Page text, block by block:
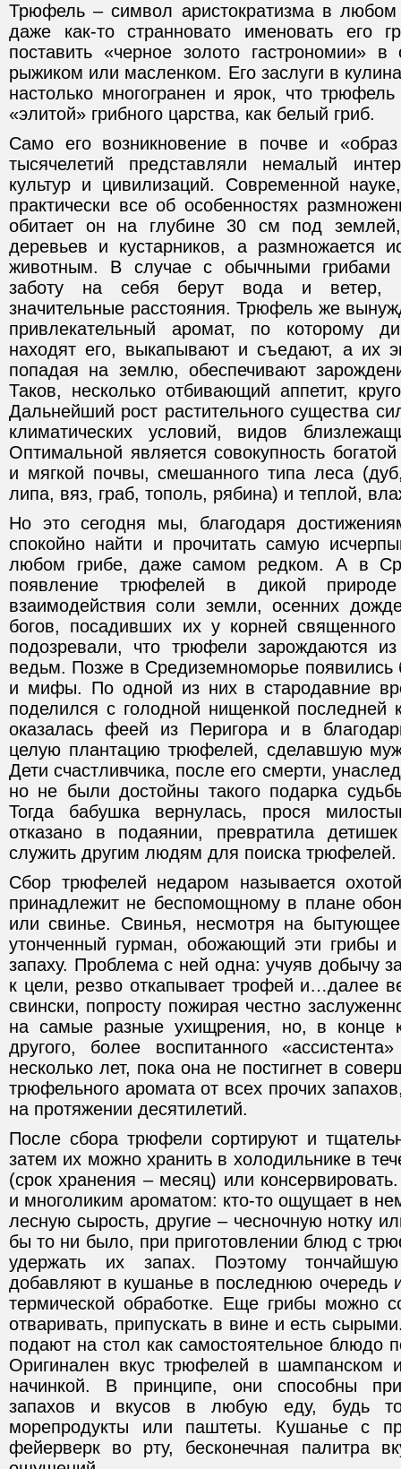
Трюфель – символ аристократизма в
даже как-то странновато именовать его
поставить «черное золото гастрономии»
рыжиком или масленком. Его заслуги в
настолько многогранен и ярок, что
«элитой» грибного царства, как белый гриб.
Само его возникновение в почве и
тысячелетий представляли немалый
культур и цивилизаций. Современной
практически все об особенностях
обитает он на глубине 30 см под
деревьев и кустарников, а размножается
животным. В случае с обычными грибами
заботу на себя берут вода и ветер,
значительные расстояния. Трюфель же
привлекательный аромат, по которому
находят его, выкапывают и съедают, а их
попадая на землю, обеспечивают
Таков, несколько отбивающий аппетит,
Дальнейший рост растительного существа
климатических условий, видов
Оптимальной является совокупность
и мягкой почвы, смешанного типа леса
липа, вяз, граб, тополь, рябина) и теплой,
Но это сегодня мы, благодаря
спокойно найти и прочитать самую
любом грибе, даже самом редком. А в
появление трюфелей в дикой природе
взаимодействия соли земли, осенних
богов, посадивших их у корней
подозревали, что трюфели зарождаются
ведьм. Позже в Средиземноморье появились
и мифы. По одной из них в стародавние
поделился с голодной нищенкой последней
оказалась феей из Перигора и в
целую плантацию трюфелей, сделавшую
Дети счастливчика, после его смерти,
но не были достойны такого подарка
Тогда бабушка вернулась, прося
отказано в подаянии, превратила
служить другим людям для поиска трюфелей.
Сбор трюфелей недаром называется
принадлежит не беспомощному в плане
или свинье. Свинья, несмотря на
утонченный гурман, обожающий эти грибы
запаху. Проблема с ней одна: учуяв добычу
к цели, резво откапывает трофей и…далее
свински, попросту пожирая честно
на самые разные ухищрения, но, в конце
другого, более воспитанного
несколько лет, пока она не постигнет в
трюфельного аромата от всех прочих
на протяжении десятилетий.
После сбора трюфели сортируют и
затем их можно хранить в холодильнике в
(срок хранения – месяц) или
и многоликим ароматом: кто-то ощущает в
лесную сырость, другие – чесночную нотку
бы то ни было, при приготовлении блюд с
удержать их запах. Поэтому
добавляют в кушанье в последнюю очередь
термической обработке. Еще грибы можно
отваривать, припускать в вине и есть
подают на стол как самостоятельное блюдо
Оригинален вкус трюфелей в шампанском
начинкой. В принципе, они способны
запахов и вкусов в любую еду, будь
морепродукты или паштеты. Кушанье с
фейерверк во рту, бесконечная палитра